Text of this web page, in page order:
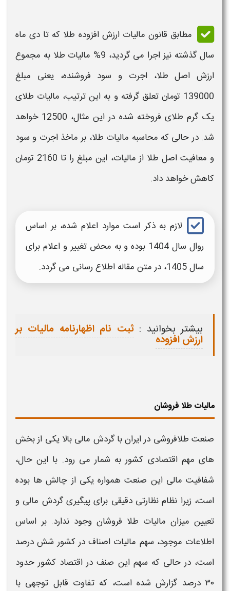
مطابق قانون مالیات ارزش افزوده طلا که تا دی ماه
سال گذشته نیز اجرا می گردید، 9% مالیات طلابه مجموع
ارزش اصل طلا، اجرت و سود فروشنده، یعنی مبلغ
139000 تومان تعلق گرفته و به این ترتیب،
مالیات طلای
یک گرم طلای
فروخته شده در این مثال، 12500 خواهد
شد. در حالی که محاسبه مالیات طلا، بر ماخذ اجرت و سود
و معافیت اصل طلااز مالیات
، این مبلغ را تا 2160 تومان
کاهش خواهد داد.
لازم به ذکر است موارد اعلام شده، بر اساس
روال سال 1404 بوده و به محض تغییر و اعلام برای
سال 1405، در متن مقاله اطلاع رسانی می گردد.
بیشتر بخوانید : ثبت نام اظهارنامه مالیات بر
ارزش افزوده
مالیات طلا فروشان
صنعتطلافروشی در ایران با گردش مالی بالا یکی از بخش
های مهم اقتصادی کشور به شمار می رود. با این حال،
شفافیت مالی این صنعت همواره یکی از چالش ها بوده
است، زیرا نظام نظارتی دقیقی برای پیگیری گردش مالی و
تعیین میزان مالیات طلا فروشان وجود ندارد. بر اساس
اطلاعات موجود، سهم مالیات اصناف در کشور شش درصد
است، در حالی که سهم این صنف در اقتصاد کشور حدود
۳۰ درصد گزارش شده است، که تفاوت قابل توجهی با